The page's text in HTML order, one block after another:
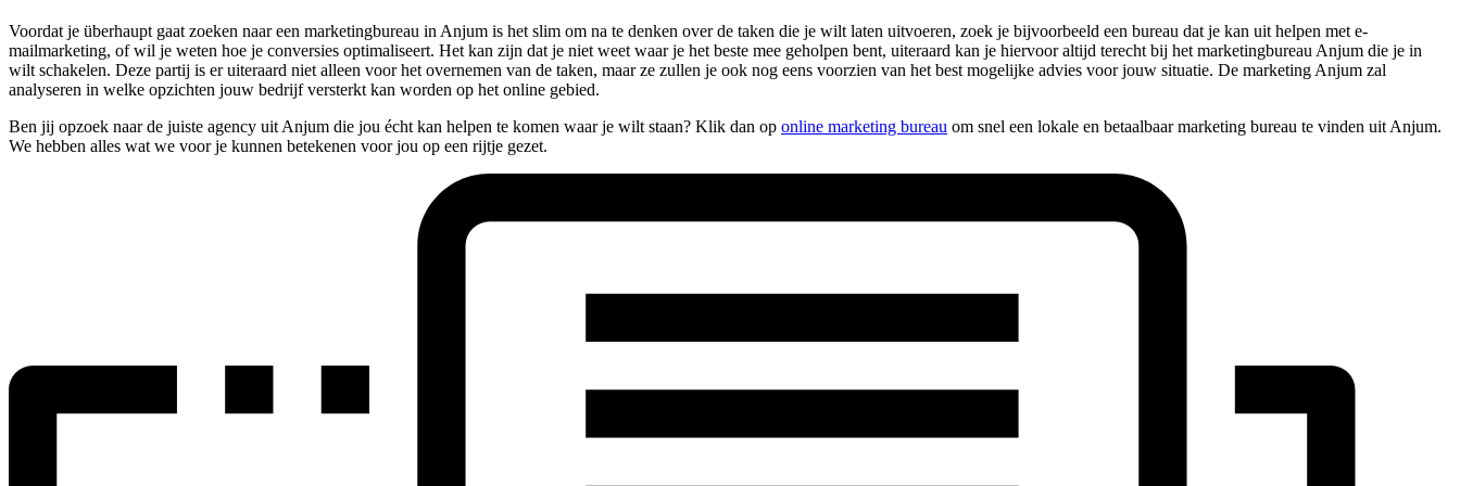
Voordat je überhaupt gaat zoeken naar een marketingbureau in Anjum is het slim om na te denken over de taken die je wilt laten uitvoeren, zoek je bijvoorbeeld een bureau dat je kan uit helpen met e-
mailmarketing, of wil je weten hoe je conversies optimaliseert. Het kan zijn dat je niet weet waar je het beste mee geholpen bent, uiteraard kan je hiervoor altijd terecht bij het marketingbureau Anjum die je in
wilt schakelen. Deze partij is er uiteraard niet alleen voor het overnemen van de taken, maar ze zullen je ook nog eens voorzien van het best mogelijke advies voor jouw situatie. De marketing Anjum zal
analyseren in welke opzichten jouw bedrijf versterkt kan worden op het online gebied.
Ben jij opzoek naar de juiste agency uit Anjum die jou écht kan helpen te komen waar je wilt staan? Klik dan op online marketing bureau om snel een lokale en betaalbaar marketing bureau te vinden uit Anjum.
We hebben alles wat we voor je kunnen betekenen voor jou op een rijtje gezet.